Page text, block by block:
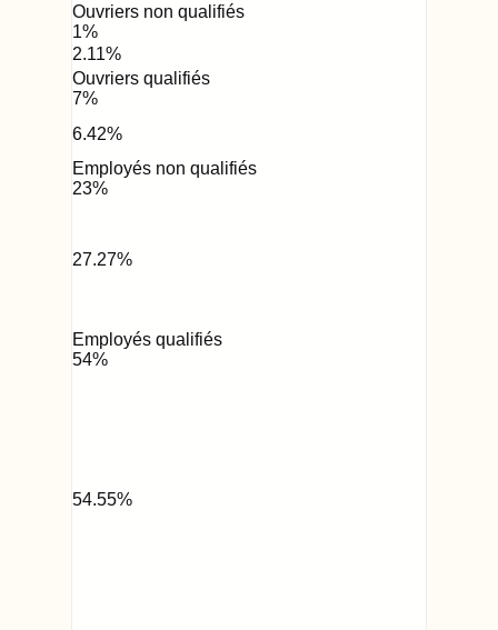
Ouvriers non qualifiés
1%
2.11%
Ouvriers qualifiés
7%
6.42%
Employés non qualifiés
23%
27.27%
Employés qualifiés
54%
54.55%